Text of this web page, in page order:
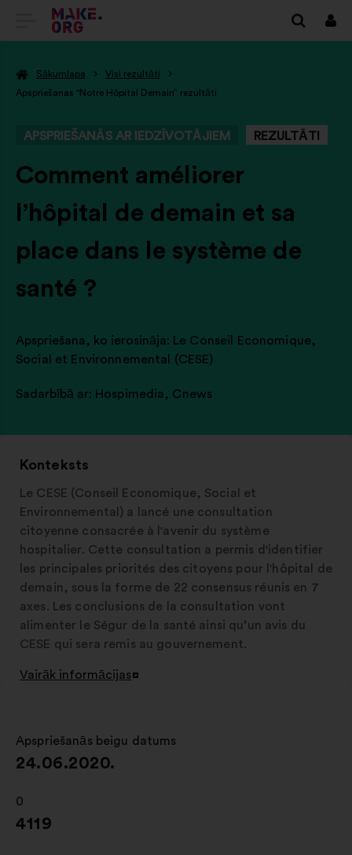
DOTIES
VIETNES
SĀKUMLAPU
Sākumlapa
Visi rezultāti
Apspriešanas "Notre Hôpital Demain” rezultāti
APSPRIEŠANĀS AR IEDZĪVOTĀJIEM REZULTĀTI
-
Comment améliorer
l’hôpital de demain et sa
place dans le système de
santé ?
Apspriešana, ko ierosināja:
Le Conseil Economique,
Social et Environnemental (CESE)
Sadarbībā ar: Hospimedia, Cnews
Konteksts
Le CESE (Conseil Economique, Social et
Environnemental) a lancé une consultation
citoyenne consacrée à l'avenir du système
hospitalier. Cette consultation a permis d'identifier
les principales priorités des citoyens pour l'hôpital de
demain, sous la forme de 22 consensus réunis en 7
axes. Les conclusions de la consultation vont
alimenter le Ségur de la santé ainsi qu’un avis du
CESE qui sera remis au gouvernement.
Vairāk informācijas
Atvērt
Apspriešanās beigu datums
:
24.06.2020.
0
:
4119